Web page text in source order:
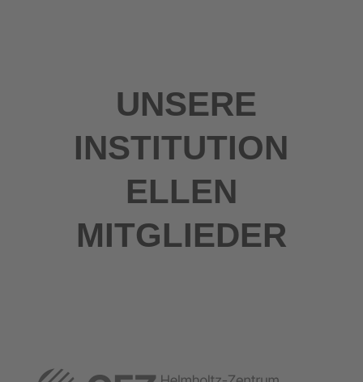
UNSERE
INSTITUTION
ELLEN
MITGLIEDER